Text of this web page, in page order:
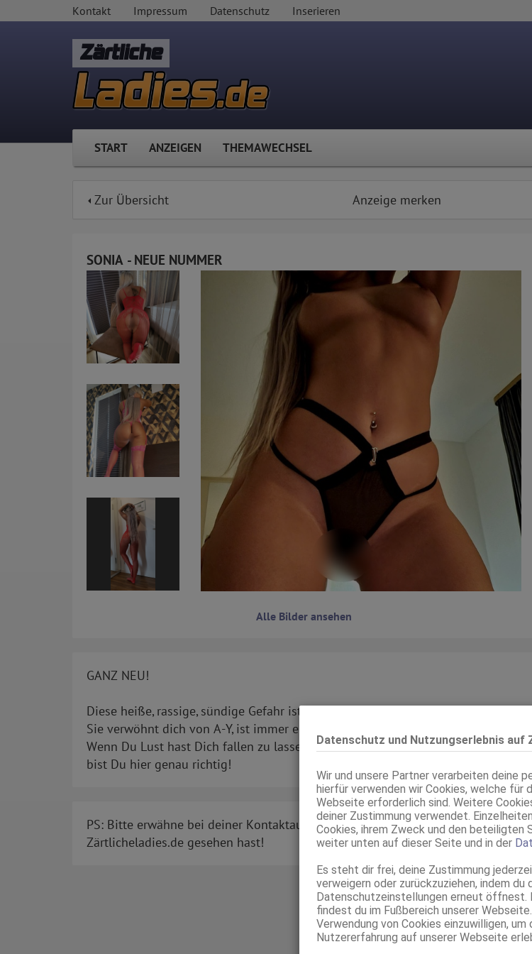
Datenschutz und Nutzungserlebnis auf
Wir und unsere Partner verarbeiten deine
hierfür verwenden wir Cookies, welche für
Webseite erforderlich sind. Weitere
deiner Zustimmung verwendet.
Cookies, ihrem Zweck und den beteiligten
weiter unten auf dieser Seite und in der
Es steht dir frei, deine Zustimmung
verweigern oder zurückzuziehen, indem du
Datenschutzeinstellungen erneut öffnest.
findest du im Fußbereich unserer
Verwendung von Cookies einzuwilligen,
Nutzererfahrung auf unserer Webseite
Kontakt Impressum Datenschutz Inserieren
Zärtliche
START ANZEIGEN THEMAWECHSEL
Zur Übersicht Anzeige merken
SONIA - NEUE NUMMER
Alle Bilder ansehen
GANZ NEU!
Diese heiße, rassige, sündige Gefahr ist immer bereit für geile Spiele!
Sie verwöhnt dich von A-Y, ist immer einfallsreich, gut gelaunt und erotisch…
Wenn Du Lust hast Dich fallen zu lassen und ein tolles Date zu erleben,
bist Du hier genau richtig!
PS: Bitte erwähne bei deiner Kontaktaufnahme, dass du die Anzeige auf
Zärtlicheladies.de gesehen hast!